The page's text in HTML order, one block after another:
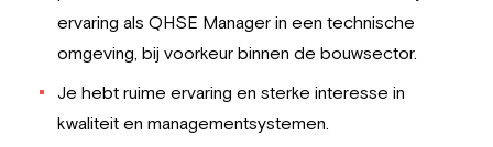
ervaring als QHSE Manager in een technische
omgeving, bij voorkeur binnen de bouwsector.
Je hebt ruime ervaring en sterke interesse in
kwaliteit en managementsystemen.